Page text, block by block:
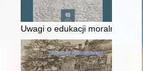
: prestiż finansowy i
Uwagi o edukacji moralnej